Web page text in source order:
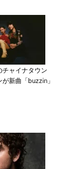
チャイナタウン
新曲「buzzin」